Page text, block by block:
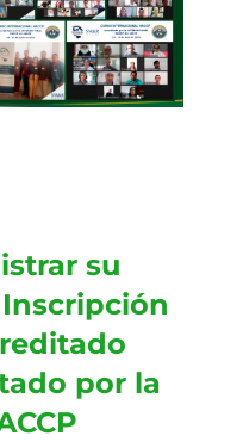
su
por la